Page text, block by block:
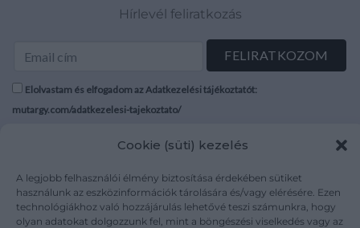
Cookie (süti) kezelés
A legjobb felhasználói élmény biztosítása érdekében sütiket
használunk az eszközinformációk tárolására és/vagy elérésére. Ezen
technológiákhoz való hozzájárulás lehetővé teszi számunkra, hogy
olyan adatokat dolgozzunk fel, mint a böngészési viselkedés vagy az
Hírlevél feliratkozás
Elolvastam és elfogadom az Adatkezelési tájékoztatót:
mutargy.com/adatkezelesi-tajekoztato/
Médiaajánlat
Karrier
Kapcsolat
Áraink
ÁSZF
Adatvédelem
Impresszum